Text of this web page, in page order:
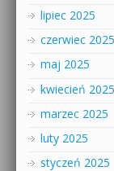
lipiec 2025
czerwiec 2025
maj 2025
kwiecień 2025
marzec 2025
luty 2025
styczeń 2025